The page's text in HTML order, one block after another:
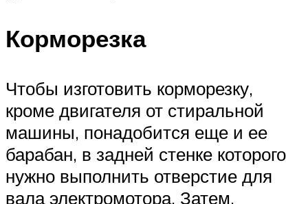
Корморезка
Чтобы изготовить корморезку,
кроме двигателя от стиральной
машины, понадобится еще и ее
барабан, в задней стенке которого
нужно выполнить отверстие для
вала электромотора. Затем,